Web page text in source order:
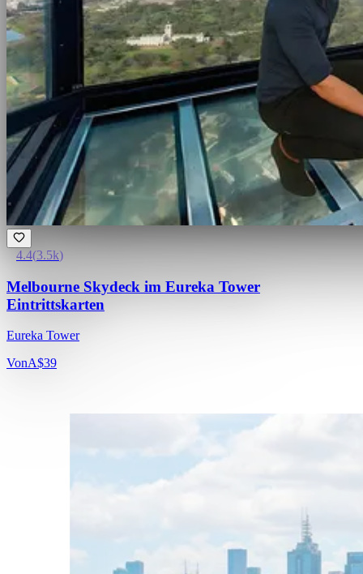
4.4(3.5k)
Melbourne Skydeck im Eureka Tower
Eintrittskarten
Eureka Tower
VonA$39